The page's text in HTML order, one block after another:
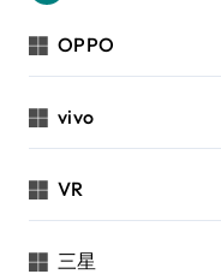
OPPO
vivo
VR
三星